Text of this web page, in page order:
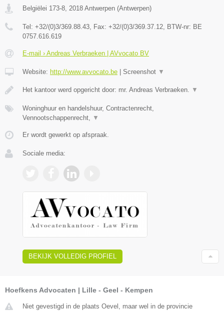
Belgiëlei 173-8, 2018 Antwerpen (Antwerpen)
Tel: +32/(0)3/369.88.43, Fax: +32/(0)3/369.37.12, BTW-nr: BE
0757.616.619
E-mail › Andreas Verbraeken | AVvocato BV
Website: http://www.avvocato.be Screenshot ▼
Het kantoor werd opgericht door: mr. Andreas Verbraeken. ▼
Woninghuur en handelshuur, Contractenrecht,
Vennootschappenrecht, ▼
Er wordt gewerkt op afspraak.
Sociale media:
BEKIJK VOLLEDIG PROFIEL
Hoefkens Advocaten | Lille - Geel - Kempen
Niet gevestigd in de plaats Oevel, maar wel in de provincie